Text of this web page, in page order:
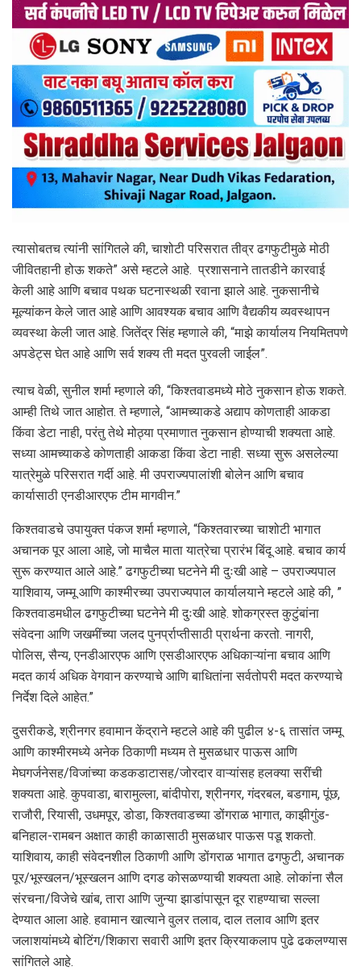
त्यासोबतच त्यांनी सांगितले की, चाशोटी परिसरात तीव्र ढगफुटीमुळे मोठी
जीवितहानी होऊ शकते” असे म्हटले आहे. प्रशासनाने तातडीने कारवाई
केली आहे आणि बचाव पथक घटनास्थळी रवाना झाले आहे. नुकसानीचे
मूल्यांकन केले जात आहे आणि आवश्यक बचाव आणि वैद्यकीय व्यवस्थापन
व्यवस्था केली जात आहे. जितेंद्र सिंह म्हणाले की, “माझे कार्यालय नियमितपणे
अपडेट्स घेत आहे आणि सर्व शक्य ती मदत पुरवली जाईल”.
त्याच वेळी, सुनील शर्मा म्हणाले की, “किश्तवाडमध्ये मोठे नुकसान होऊ शकते.
आम्ही तिथे जात आहोत. ते म्हणाले, “आमच्याकडे अद्याप कोणताही आकडा
किंवा डेटा नाही, परंतु तेथे मोठ्या प्रमाणात नुकसान होण्याची शक्यता आहे.
सध्या आमच्याकडे कोणताही आकडा किंवा डेटा नाही. सध्या सुरू असलेल्या
यात्रेमुळे परिसरात गर्दी आहे. मी उपराज्यपालांशी बोलेन आणि बचाव
कार्यासाठी एनडीआरएफ टीम मागवीन.”
किश्तवाडचे उपायुक्त पंकज शर्मा म्हणाले, “किश्तवारच्या चाशोटी भागात
अचानक पूर आला आहे, जो माचैल माता यात्रेचा प्रारंभ बिंदू आहे. बचाव कार्य
सुरू करण्यात आले आहे.” ढगफुटीच्या घटनेने मी दुःखी आहे – उपराज्यपाल
याशिवाय, जम्मू आणि काश्मीरच्या उपराज्यपाल कार्यालयाने म्हटले आहे की, ”
किश्तवाडमधील ढगफुटीच्या घटनेने मी दुःखी आहे. शोकग्रस्त कुटुंबांना
संवेदना आणि जखमींच्या जलद पुनर्प्राप्तीसाठी प्रार्थना करतो. नागरी,
पोलिस, सैन्य, एनडीआरएफ आणि एसडीआरएफ अधिकाऱ्यांना बचाव आणि
मदत कार्य अधिक वेगवान करण्याचे आणि बाधितांना सर्वतोपरी मदत करण्याचे
निर्देश दिले आहेत.”
दुसरीकडे, श्रीनगर हवामान केंद्राने म्हटले आहे की पुढील ४-६ तासांत जम्मू
आणि काश्मीरमध्ये अनेक ठिकाणी मध्यम ते मुसळधार पाऊस आणि
मेघगर्जनेसह/विजांच्या कडकडाटासह/जोरदार वाऱ्यांसह हलक्या सरींची
शक्यता आहे. कुपवाडा, बारामुल्ला, बांदीपोरा, श्रीनगर, गंदरबल, बडगाम, पूंछ,
राजौरी, रियासी, उधमपूर, डोडा, किश्तवाडच्या डोंगराळ भागात, काझीगुंड-
बनिहाल-रामबन अक्षात काही काळासाठी मुसळधार पाऊस पडू शकतो.
याशिवाय, काही संवेदनशील ठिकाणी आणि डोंगराळ भागात ढगफुटी, अचानक
पूर/भूस्खलन/भूस्खलन आणि दगड कोसळण्याची शक्यता आहे. लोकांना सैल
संरचना/विजेचे खांब, तारा आणि जुन्या झाडांपासून दूर राहण्याचा सल्ला
देण्यात आला आहे. हवामान खात्याने वुलर तलाव, दाल तलाव आणि इतर
जलाशयांमध्ये बोटिंग/शिकारा सवारी आणि इतर क्रियाकलाप पुढे ढकलण्यास
सांगितले आहे.